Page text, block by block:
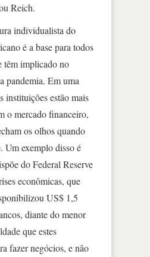
Reich.
individualista do
é a base para todos
têm implicado no
pandemia. Em uma
instituições estão mais
o mercado financeiro,
os olhos quando
Um exemplo disso é
do Federal Reserve
econômicas, que
US$ 1,5
diante do menor
que estes
fazer negócios, e não